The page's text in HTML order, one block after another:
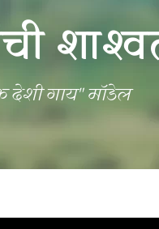
गाय" मॉडेल